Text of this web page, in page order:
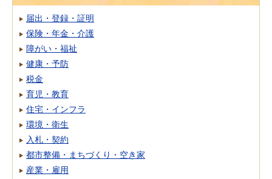
届出・登録・証明
保険・年金・介護
障がい・福祉
健康・予防
税金
育児・教育
住宅・インフラ
環境・衛生
入札・契約
都市整備・まちづくり・空き家
産業・雇用